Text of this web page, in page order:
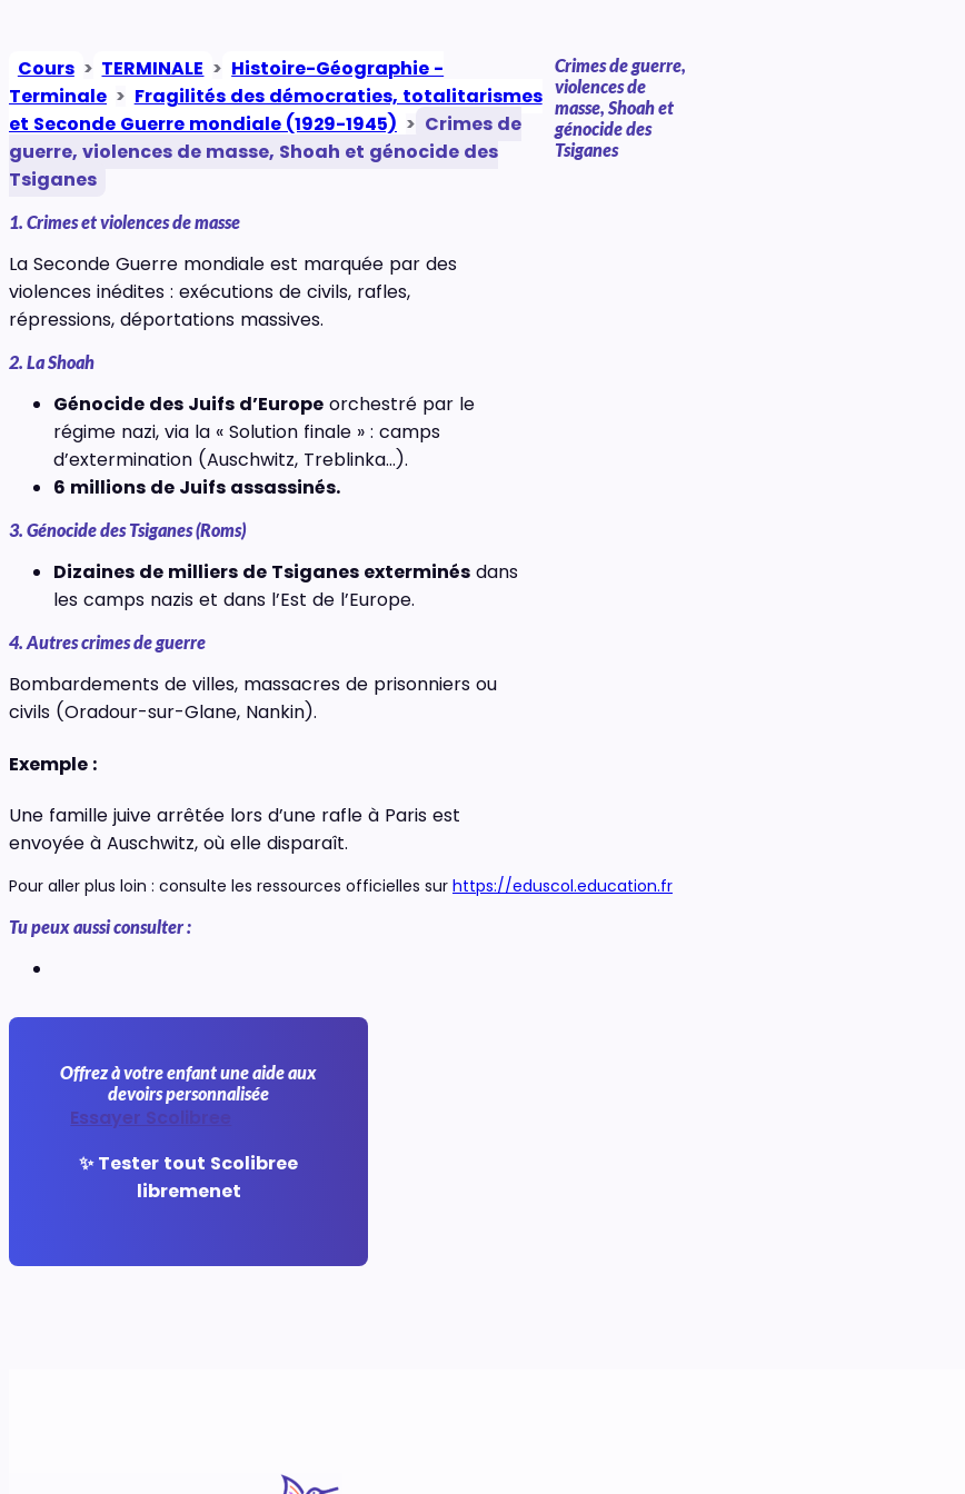
Cours > TERMINALE > Histoire-Géographie -
Terminale > Fragilités des démocraties, totalitarismes
et Seconde Guerre mondiale (1929-1945) > Crimes de
guerre, violences de masse, Shoah et génocide des
Tsiganes
Crimes de guerre,
violences de
masse, Shoah et
génocide des
Tsiganes
1. Crimes et violences de masse
La Seconde Guerre mondiale est marquée par des
violences inédites : exécutions de civils, rafles,
répressions, déportations massives.
2. La Shoah
Génocide des Juifs d’Europe orchestré par le
régime nazi, via la « Solution finale » : camps
d’extermination (Auschwitz, Treblinka…).
6 millions de Juifs assassinés.
3. Génocide des Tsiganes (Roms)
Dizaines de milliers de Tsiganes exterminés dans
les camps nazis et dans l’Est de l’Europe.
4. Autres crimes de guerre
Bombardements de villes, massacres de prisonniers ou
civils (Oradour-sur-Glane, Nankin).
Exemple :
Une famille juive arrêtée lors d’une rafle à Paris est
envoyée à Auschwitz, où elle disparaît.
Pour aller plus loin : consulte les ressources officielles sur https://eduscol.education.fr
Tu peux aussi consulter :
Offrez à votre enfant une aide aux
devoirs personnalisée
Essayer Scolibree
✨ Tester tout Scolibree
libremenet